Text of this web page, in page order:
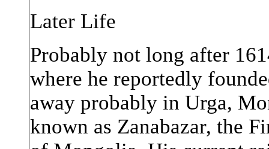
Later Life
Probably not long after
where he reportedly
away probably in Urga,
known as Zanabazar, the